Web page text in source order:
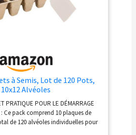
à Semis, Lot de 120 Pots,
10x12 Alvéoles
PRATIQUE POUR LE DÉMARRAGE
: Ce pack comprend 10 plaques de
de 120 alvéoles individuelles pour